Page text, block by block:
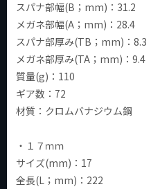
スパナ部幅(B；mm)：31.2
メガネ部幅(A；mm)：28.4
スパナ部厚み(TB；mm)：8.3
メガネ部厚み(TA；mm)：9.4
質量(g)：110
ギア数：72
材質：クロムバナジウム鋼
・１７ｍｍ
サイズ(mm)：17
全長(L；mm)：222